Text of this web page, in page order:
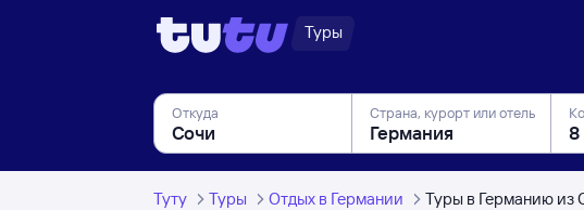
Туры
Откуда Страна, курорт или отель
Туту Туры Отдых в Германии Туры в Германию из